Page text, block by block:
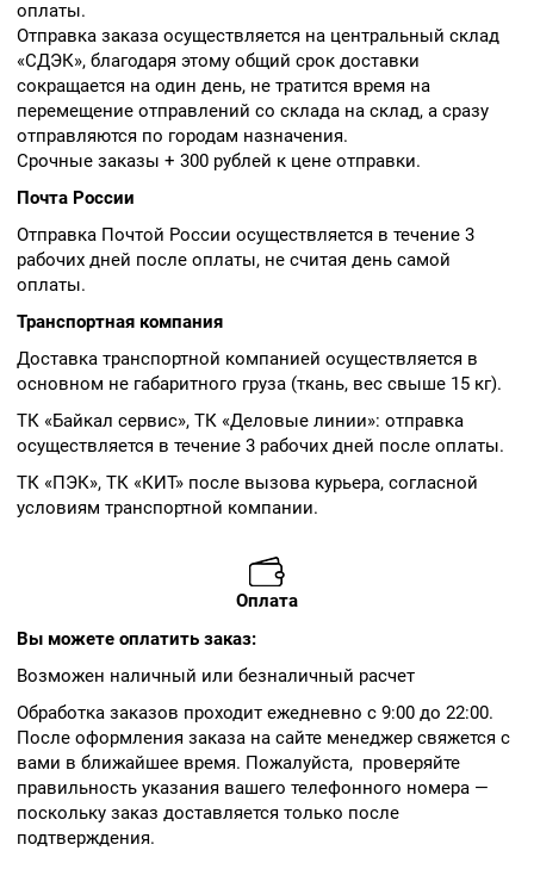
оплаты.
Отправка заказа осуществляется на центральный склад
«СДЭК», благодаря этому общий срок доставки
сокращается на один день, не тратится время на
перемещение отправлений со склада на склад, а сразу
отправляются по городам назначения.
Срочные заказы + 300 рублей к цене отправки.
Почта России
Отправка Почтой России осуществляется в течение 3
рабочих дней после оплаты, не считая день самой
оплаты.
Транспортная компания
Доставка транспортной компанией осуществляется в
основном не габаритного груза (ткань, вес свыше 15 кг).
ТК «Байкал сервис», ТК «Деловые линии»: отправка
осуществляется в течение 3 рабочих дней после оплаты.
ТК «ПЭК», ТК «КИТ» после вызова курьера, согласной
условиям транспортной компании.
Оплата
Вы можете оплатить заказ:
Возможен наличный или безналичный расчет
Обработка заказов проходит ежедневно с 9:00 до 22:00.
После оформления заказа на сайте менеджер свяжется с
вами в ближайшее время. Пожалуйста, проверяйте
правильность указания вашего телефонного номера —
поскольку заказ доставляется только после
подтверждения.